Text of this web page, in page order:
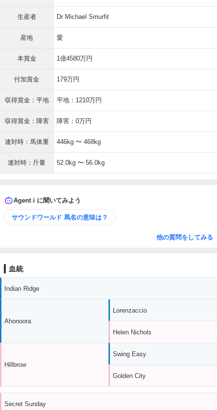
生産者 Dr Michael Smurfit
産地 愛
本賞金 1億4580万円
付加賞金 179万円
収得賞金：平地 平地：1210万円
収得賞金：障害 障害：0万円
連対時：馬体重 446kg 〜 468kg
連対時：斤量 52.0kg 〜 56.0kg
Agent i に聞いてみよう
サウンドワールド 馬名の意味は？
他の質問をしてみる
血統
Indian Ridge
Ahonoora
Hillbrow
Lorenzaccio
Helen Nichols
Swing Easy
Golden City
Secret Sunday